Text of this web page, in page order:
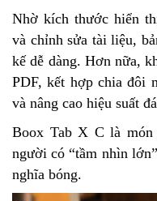
Nhờ kích thước hiển
và chỉnh sửa tài liệu,
kế dễ dàng. Hơn nữa,
PDF, kết hợp chia đôi
và nâng cao hiệu suất
Boox Tab X C là món
người có “tầm nhìn
nghĩa bóng.